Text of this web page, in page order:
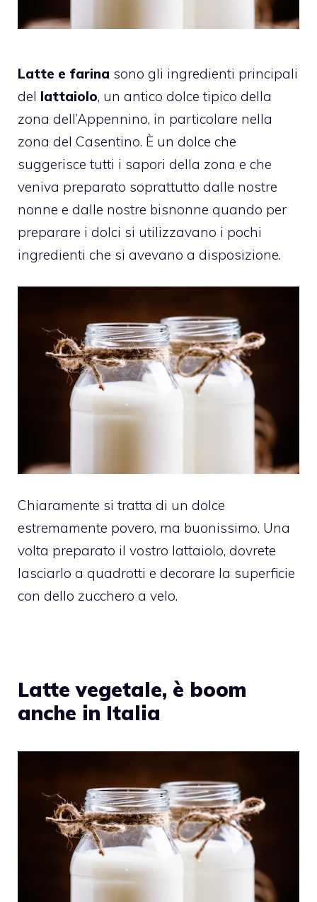
Latte e farina sono gli ingredienti principali
del lattaiolo, un antico dolce tipico della
zona dell’Appennino, in particolare nella
zona del Casentino. È un dolce che
suggerisce tutti i sapori della zona e che
veniva preparato soprattutto dalle nostre
nonne e dalle nostre bisnonne quando per
preparare i dolci si utilizzavano i pochi
ingredienti che si avevano a disposizione.
Chiaramente si tratta di un dolce
estremamente povero, ma buonissimo. Una
volta preparato il vostro lattaiolo, dovrete
lasciarlo a quadrotti e decorare la superficie
con dello zucchero a velo.
Latte vegetale, è boom
anche in Italia